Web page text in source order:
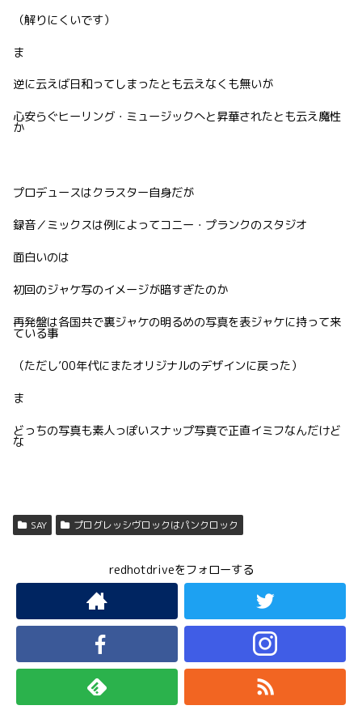
（解りにくいです）
ま
逆に云えば日和ってしまったとも云えなくも無いが
心安らぐヒーリング・ミュージックへと昇華されたとも云え魔性
か
プロデュースはクラスター自身だが
録音／ミックスは例によってコニー・プランクのスタジオ
面白いのは
初回のジャケ写のイメージが暗すぎたのか
再発盤は各国共で裏ジャケの明るめの写真を表ジャケに持って来
ている事
（ただし’00年代にまたオリジナルのデザインに戻った）
ま
どっちの写真も素人っぽいスナップ写真で正直イミフなんだけど
な
SAY プログレッシヴロックはパンクロック
redhotdriveをフォローする